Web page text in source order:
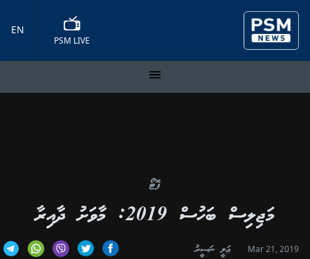
PSM LIVE
EN
ފޮޓޯ
މަޖިލިސް ބަހުސް 2019: މާވަށު ދާއިރާ
Mar 21, 2019 ޢަލީ ނަސީރު